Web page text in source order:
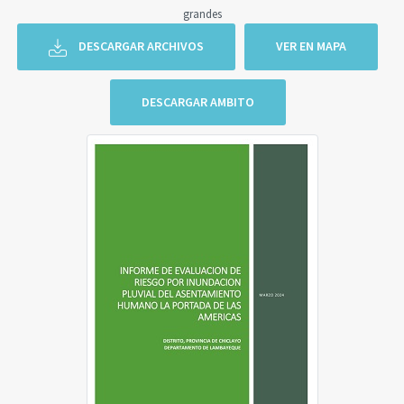
grandes
DESCARGAR ARCHIVOS VER EN MAPA
DESCARGAR AMBITO